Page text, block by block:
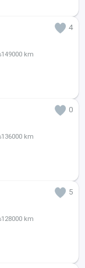
4
149000 km
0
136000 km
5
128000 km